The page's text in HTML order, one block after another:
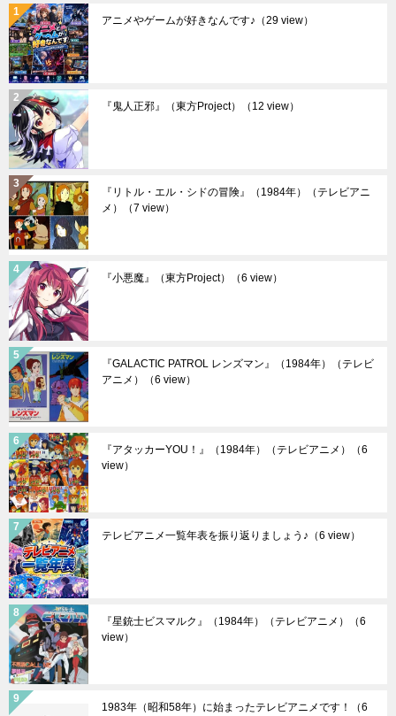
アニメやゲームが好きなんです♪ （29 view）
『鬼人正邪』（東方Project） （12 view）
『リトル・エル・シドの冒険』（1984年）（テレビアニ
メ）
（7 view）
『小悪魔』（東方Project） （6 view）
『GALACTIC PATROL レンズマン』（1984年）（テレビ
アニメ）
（6 view）
『アタッカーYOU！』（1984年）（テレビアニメ）
（6
view）
テレビアニメ一覧年表を振り返りましょう♪ （6 view）
『星銃士ビスマルク』（1984年）（テレビアニメ）
（6
view）
1983年（昭和58年）に始まったテレビアニメです！
（6